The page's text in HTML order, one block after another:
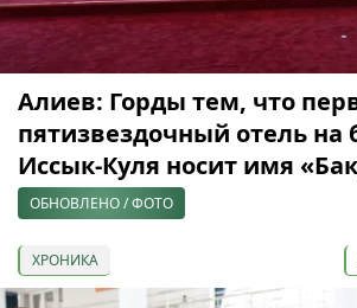
Алиев: Горды тем, что
пятизвездочный отель на
Иссык-Куля носит имя
ОБНОВЛЕНО / ФОТО
ХРОНИКА